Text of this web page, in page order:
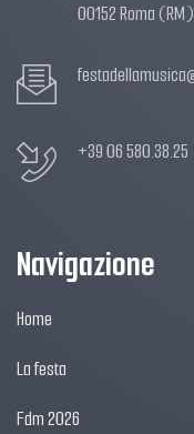
00152 Roma (RM)
+39 06 580.38.25
Navigazione
Home
La festa
Fdm 2026